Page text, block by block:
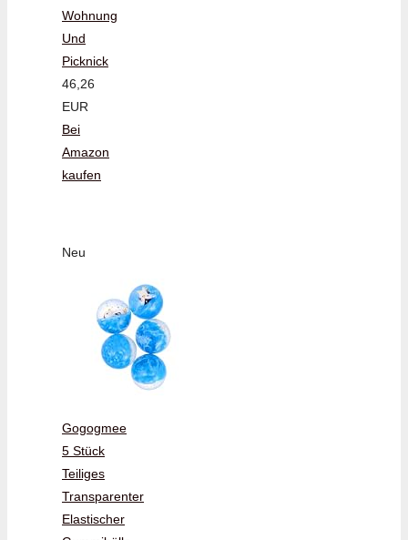
Wohnung
Und
Picknick
46,26
EUR
Bei
Amazon
kaufen
Neu
Gogogmee
5 Stück
Teiliges
Transparenter
Elastischer